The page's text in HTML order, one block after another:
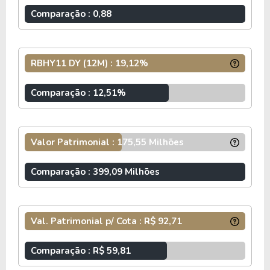
Os rendimentos são isentos de imposto de renda
para pessoas físicas, enquanto o ganho de capital
O regulamento prevê taxa de administração de
além de taxa de performance de 10% sobre o que
exceder IPCA + Yield IMA-B5.
INFORMAÇÕES ADICIONAIS
O fundoRIO BRAVO CRÉDITO IMOBILIÁRIO
HIGH YIELD, de CNPJ 37.899.479/0001-50, é um
fundo imobiliário do tipo Fundo de Papel e do
segmentoTítulos e Valores Mobiliários. O
RBHY11possui atualmente um total de 1.893.505
O fundo RBHY11 cobra 1,00% a.a sobre
Comparação : 0,88
RBHY11 DY (12M) : 19,12%
Comparação : 12,51%
Valor Patrimonial : 175,55 Milhões
Comparação : 399,09 Milhões
Val. Patrimonial p/ Cota : R$ 92,71
Comparação : R$ 59,81